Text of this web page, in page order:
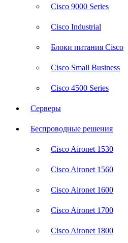
Cisco 9000 Series
Cisco Industrial
Блоки питания Cisco
Cisco Small Business
Cisco 4500 Series
Серверы
Беспроводные решения
Cisco Aironet 1530
Cisco Aironet 1560
Cisco Aironet 1600
Cisco Aironet 1700
Cisco Aironet 1800